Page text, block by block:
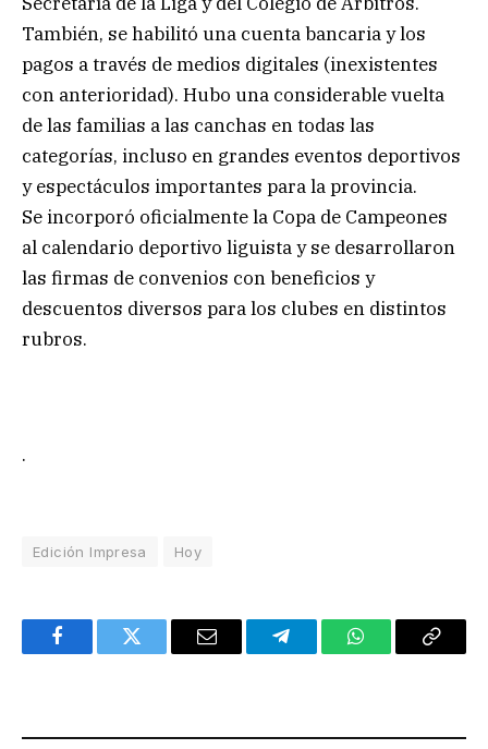
También, se habilitó una cuenta bancaria y los
pagos a través de medios digitales (inexistentes
con anterioridad). Hubo una considerable vuelta
de las familias a las canchas en todas las
categorías, incluso en grandes eventos deportivos
y espectáculos importantes para la provincia.
Se incorporó oficialmente la Copa de Campeones
al calendario deportivo liguista y se desarrollaron
las firmas de convenios con beneficios y
descuentos diversos para los clubes en distintos
rubros.
.
Edición Impresa Hoy
FacebookTwitter Email TelegramWhatsAppCopy